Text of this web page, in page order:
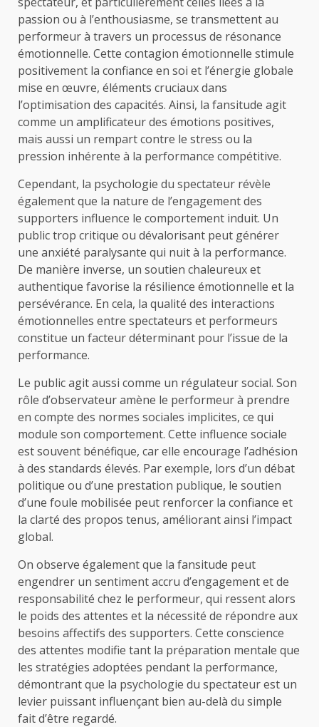
passion ou à l’enthousiasme, se transmettent au
performeur à travers un processus de résonance
émotionnelle. Cette contagion émotionnelle stimule
positivement la confiance en soi et l’énergie globale
mise en œuvre, éléments cruciaux dans
l’optimisation des capacités. Ainsi, la fansitude agit
comme un amplificateur des émotions positives,
mais aussi un rempart contre le stress ou la
pression inhérente à la performance compétitive.
Cependant, la psychologie du spectateur révèle
également que la nature de l’engagement des
supporters influence le comportement induit. Un
public trop critique ou dévalorisant peut générer
une anxiété paralysante qui nuit à la performance.
De manière inverse, un soutien chaleureux et
authentique favorise la résilience émotionnelle et la
persévérance. En cela, la qualité des interactions
émotionnelles entre spectateurs et performeurs
constitue un facteur déterminant pour l’issue de la
performance.
Le public agit aussi comme un régulateur social. Son
rôle d’observateur amène le performeur à prendre
en compte des normes sociales implicites, ce qui
module son comportement. Cette influence sociale
est souvent bénéfique, car elle encourage l’adhésion
à des standards élevés. Par exemple, lors d’un débat
politique ou d’une prestation publique, le soutien
d’une foule mobilisée peut renforcer la confiance et
la clarté des propos tenus, améliorant ainsi l’impact
global.
On observe également que la fansitude peut
engendrer un sentiment accru d’engagement et de
responsabilité chez le performeur, qui ressent alors
le poids des attentes et la nécessité de répondre aux
besoins affectifs des supporters. Cette conscience
des attentes modifie tant la préparation mentale que
les stratégies adoptées pendant la performance,
démontrant que la psychologie du spectateur est un
levier puissant influençant bien au-delà du simple
fait d’être regardé.